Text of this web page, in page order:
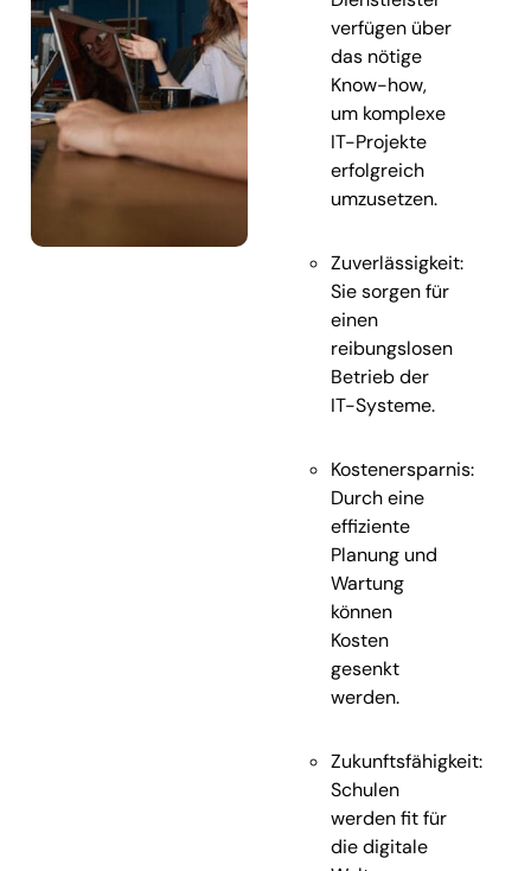
verfügen über
das nötige
Know-how,
um komplexe
IT-Projekte
erfolgreich
umzusetzen.
Zuverlässigkeit:
Sie sorgen für
einen
reibungslosen
Betrieb der
IT-Systeme.
Kostenersparnis:
Durch eine
effiziente
Planung und
Wartung
können
Kosten
gesenkt
werden.
Zukunftsfähigkeit:
Schulen
werden fit für
die digitale